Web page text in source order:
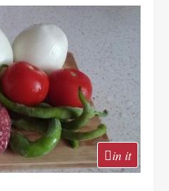
in it